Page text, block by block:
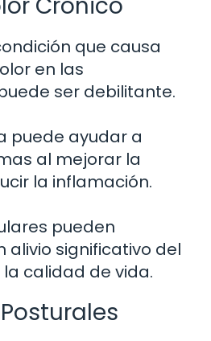
que causa
en las
ser debilitante.
puede ayudar a
al mejorar la
la inflamación.
pueden
alivio significativo del
calidad de vida.